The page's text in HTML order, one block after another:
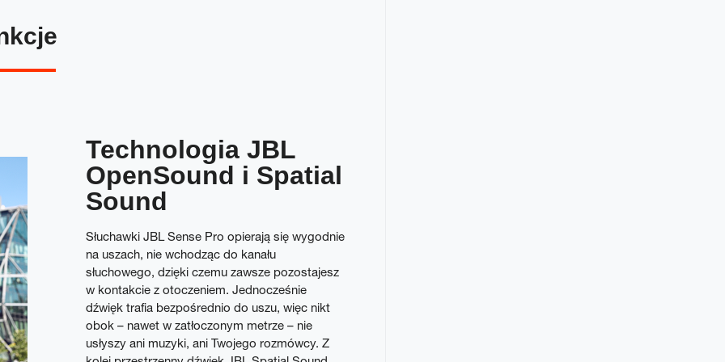
Technologia JBL
OpenSound i Spatial
Sound
Słuchawki JBL Sense Pro opierają się wygodnie
na uszach, nie wchodząc do kanału
słuchowego, dzięki czemu zawsze pozostajesz
w kontakcie z otoczeniem. Jednocześnie
dźwięk trafia bezpośrednio do uszu, więc nikt
obok – nawet w zatłoczonym metrze – nie
usłyszy ani muzyki, ani Twojego rozmówcy. Z